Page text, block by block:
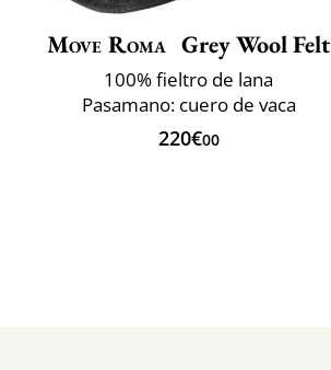
Move Roma Grey Wool Felt
100% fieltro de lana
Pasamano: cuero de vaca
220€00